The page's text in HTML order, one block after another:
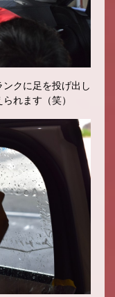
クに足を投げ出し
れます（笑）